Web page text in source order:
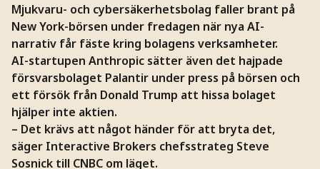
Mjukvaru- och cybersäkerhetsbolag faller brant på
New York-börsen under fredagen när nya AI-
narrativ får fäste kring bolagens verksamheter.
AI-startupen Anthropic sätter även det hajpade
försvarsbolaget Palantir under press på börsen och
ett försök från Donald Trump att hissa bolaget
hjälper inte aktien.
– Det krävs att något händer för att bryta det,
säger Interactive Brokers chefsstrateg Steve
Sosnick till CNBC om läget.